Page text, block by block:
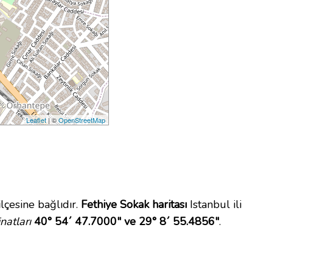
Leaflet| ©OpenStreetMap
bağlıdır. Fethiye Sokak haritası Istanbul ili
40° 54´ 47.7000" ve 29° 8´ 55.4856".